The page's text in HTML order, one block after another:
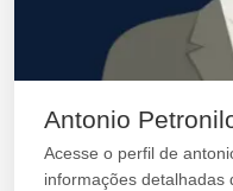
Antonio
Acesse o perfil de
informações detalhadas